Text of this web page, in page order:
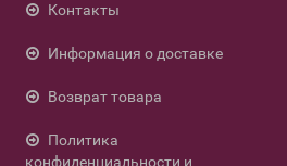
Контакты
Информация о доставке
Возврат товара
Политика
конфиденциальности и